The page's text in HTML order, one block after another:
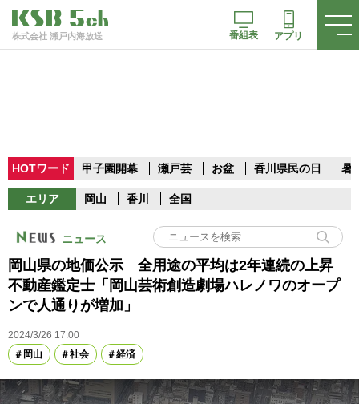
株式会社 瀬戸内海放送 番組表 アプリ
HOTワード 甲子園開幕 瀬戸芸 お盆 香川県民の日 暑
エリア 岡山 香川 全国
ニュース
岡山県の地価公示 全用途の平均は2年連続の上昇
不動産鑑定士「岡山芸術創造劇場ハレノワのオープ
ンで人通りが増加」
2024/3/26 17:00
岡山
社会 経済